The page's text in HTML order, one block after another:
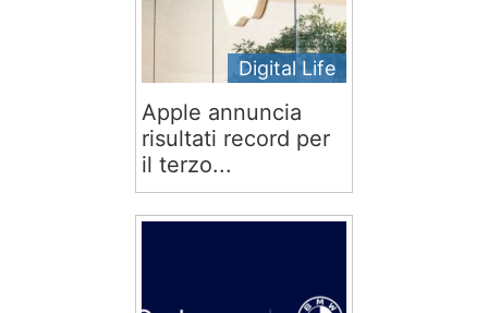
Digital Life
Apple annuncia
risultati record per
il terzo...